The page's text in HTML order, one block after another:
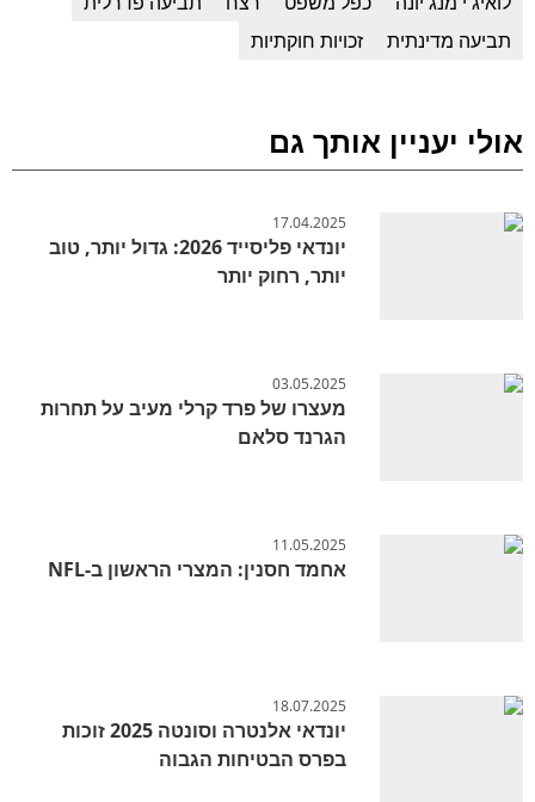
תביעה מדינתית
זכויות חוקתיות
אולי יעניין אותך גם
17.04.2025
יונדאי פליסייד 2026: גדול יותר, טוב
יותר, רחוק יותר
03.05.2025
מעצרו של פרד קרלי מעיב על תחרות
הגרנד סלאם
11.05.2025
אחמד חסנין: המצרי הראשון ב-NFL
18.07.2025
יונדאי אלנטרה וסונטה 2025 זוכות
בפרס הבטיחות הגבוה